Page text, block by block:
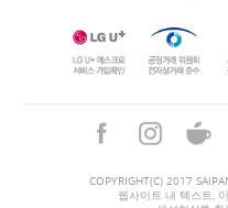
COPYRIGHT(C) 2017
웹사이트 내 텍스트,